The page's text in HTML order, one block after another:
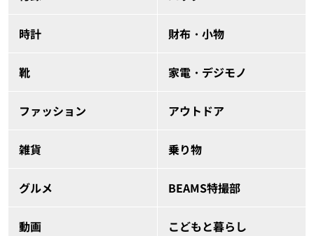
時計 財布・小物
靴 家電・デジモノ
ファッション アウトドア
雑貨 乗り物
グルメ BEAMS特撮部
動画 こどもと暮らし